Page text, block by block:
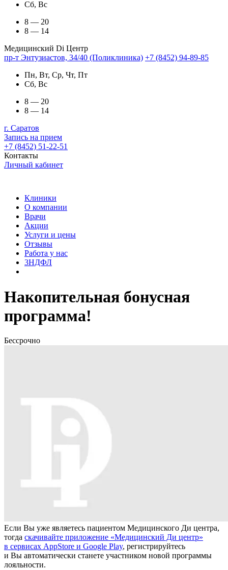
Сб, Вс
8 — 20
8 — 14
Медицинский Di Центр
пр-т Энтузиастов, 34/40 (Поликлиника) +7 (8452) 94-89-85
Пн, Вт, Ср, Чт, Пт
Сб, Вс
8 — 20
8 — 14
г. Саратов
Запись на прием
+7 (8452) 51-22-51
Контакты
Личный кабинет
Клиники
О компании
Врачи
Акции
Услуги и цены
Отзывы
Работа у нас
3НДФЛ
Накопительная бонусная
программа!
Бессрочно
Если Вы уже являетесь пациентом Медицинского Ди центра,
тогда скачивайте приложение «Медицинский Ди центр»
в сервисах AppStore и Google Play, регистрируйтесь
и Вы автоматически станете участником новой программы
лояльности.